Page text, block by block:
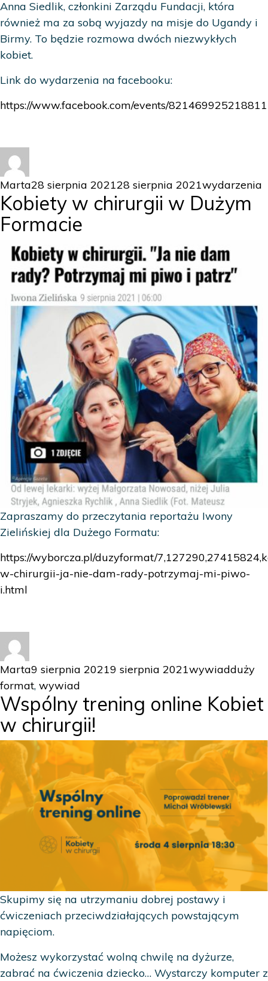
Anna Siedlik, członkini Zarządu Fundacji, która
również ma za sobą wyjazdy na misje do Ugandy i
Birmy. To będzie rozmowa dwóch niezwykłych
kobiet.
Link do wydarzenia na facebooku:
https://www.facebook.com/events/821469925218811
Autor
MartaData
publikacji
28 sierpnia 202128 sierpnia 2021Kategorie
wydarzenia
Kobiety w chirurgii w Dużym
Formacie
Zapraszamy do przeczytania reportażu Iwony
Zielińskiej dla Dużego Formatu:
https://wyborcza.pl/duzyformat/
w-chirurgii-ja-nie-dam-rady-potrzymaj-mi-piwo-
i.html
Autor
MartaData
publikacji
9 sierpnia 20219 sierpnia 2021Kategorie
wywiadTagi
duży
format, wywiad
Wspólny trening online Kobiet
w chirurgii!
Skupimy się na utrzymaniu dobrej postawy i
ćwiczeniach przeciwdziałających powstającym
napięciom.
Możesz wykorzystać wolną chwilę na dyżurze,
zabrać na ćwiczenia dziecko… Wystarczy komputer z